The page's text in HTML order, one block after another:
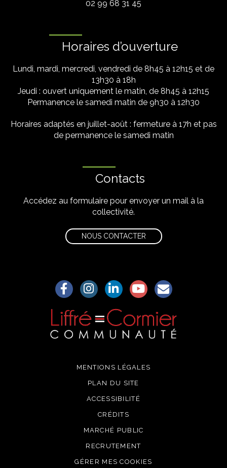
02 99 68 31 45
Horaires d’ouverture
Lundi, mardi, mercredi, vendredi de 8h45 à 12h15 et de
13h30 à 18h
Jeudi : ouvert uniquement le matin, de 8h45 à 12h15
Permanence le samedi matin de 9h30 à 12h30
Horaires adaptés en juillet-août : fermeture à 17h et pas
de permanence le samedi matin
Contacts
Accédez au formulaire pour envoyer un mail à la
collectivité.
NOUS CONTACTER
Lien vers le compte Facebook
Lien vers le compte Instagram
Lien vers le compte Linkedin
Lien vers la chaîne
S'aWonner à
MENTIONS LÉGALES
PLAN DU SITE
ACCESSIBILITÉ
CRÉDITS
MARCHÉ PUBLIC
RECRUTEMENT
GÉRER MES COOKIES